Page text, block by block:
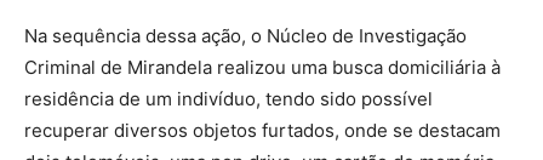
Na sequência dessa ação, o Núcleo de Investigação
Criminal de Mirandela realizou uma busca domiciliária à
residência de um indivíduo, tendo sido possível
recuperar diversos objetos furtados, onde se destacam